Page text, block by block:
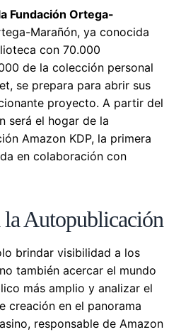
Fundación Ortega-
Marañón, ya conocida
con 70.000
de la colección personal
se prepara para abrir sus
proyecto. A partir del
será el hogar de la
Amazon KDP, la primera
en colaboración con
Autopublicación
brindar visibilidad a los
también acercar el mundo
más amplio y analizar el
creación en el panorama
responsable de Amazon